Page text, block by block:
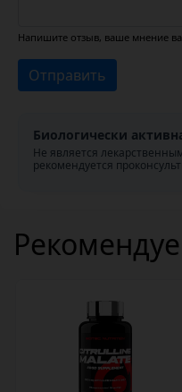
Напишите отзыв, ваше мнение
Отправить
Биологически
Не является
рекомендуется